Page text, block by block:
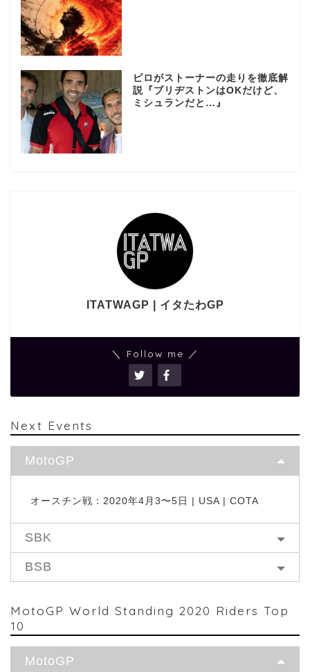
ピロがストーナーの走りを徹底解
説『ブリヂストンはOKだけど、
ミシュランだと…』
ITATWAGP | イタたわGP
＼ Follow me ／
Next Events
MotoGP
オースチン戦：2020年4月3〜5日 | USA | COTA
SBK
BSB
MotoGP World Standing 2020 Riders Top
10
MotoGP